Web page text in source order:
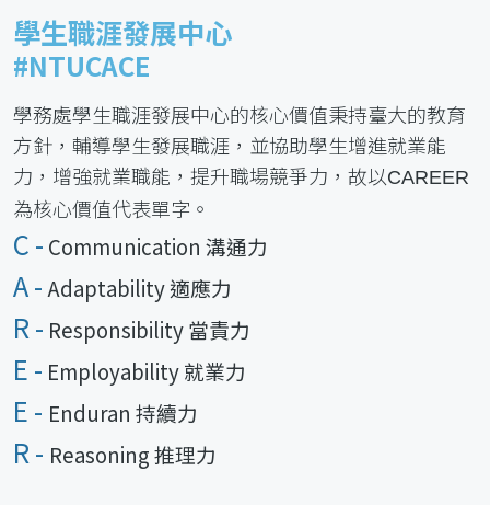
學生職涯發展中心
#NTUCACE
學務處學生職涯發展中心的核心價值秉持臺大的教育
方針，輔導學生發展職涯，並協助學生增進就業能
力，增強就業職能，提升職場競爭力，故以CAREER
為核心價值代表單字。
C - Communication 溝通力
A -Adaptability 適應力
R - Responsibility 當責力
E - Employability 就業力
E - Enduran 持續力
R - Reasoning 推理力